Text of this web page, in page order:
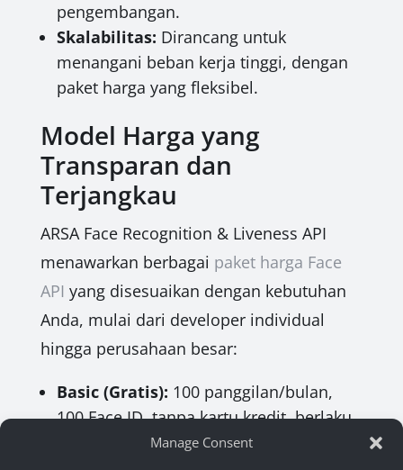
Manage Consent
pengembangan.
Skalabilitas: Dirancang untuk
menangani beban kerja tinggi, dengan
paket harga yang fleksibel.
Model Harga yang
Transparan dan
Terjangkau
ARSA Face Recognition & Liveness API
menawarkan berbagai paket harga Face
API yang disesuaikan dengan kebutuhan
Anda, mulai dari developer individual
hingga perusahaan besar:
Basic (Gratis): 100 panggilan/bulan,
100 Face ID, tanpa kartu kredit, berlaku